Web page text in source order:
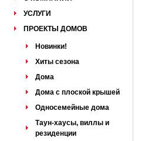
УСЛУГИ
ПРОЕКТЫ ДОМОВ
Новинки!
Хиты сезона
Дома
Дома с плоской крышей
Односемейные дома
Таун-хаусы, виллы и
резиденции